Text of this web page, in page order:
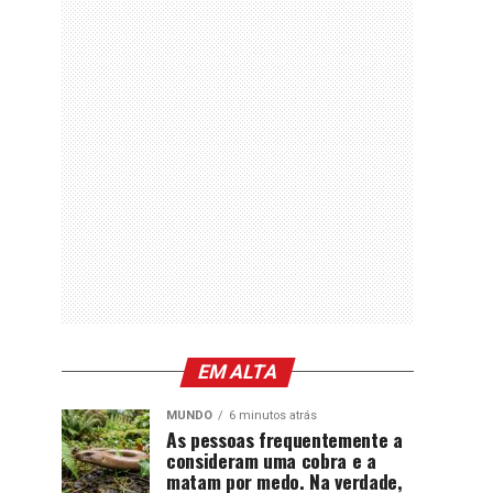
EM ALTA
MUNDO 6 minutos atrás
As pessoas frequentemente a
consideram uma cobra e a
matam por medo. Na verdade,